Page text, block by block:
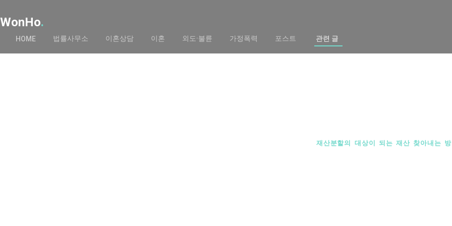
WonHo.
HOME 법률사무소 이혼상담 이혼 외도·불륜 가정폭력 포스트 관련 글
재산분할의 대상이 되는 재산 찾아내는